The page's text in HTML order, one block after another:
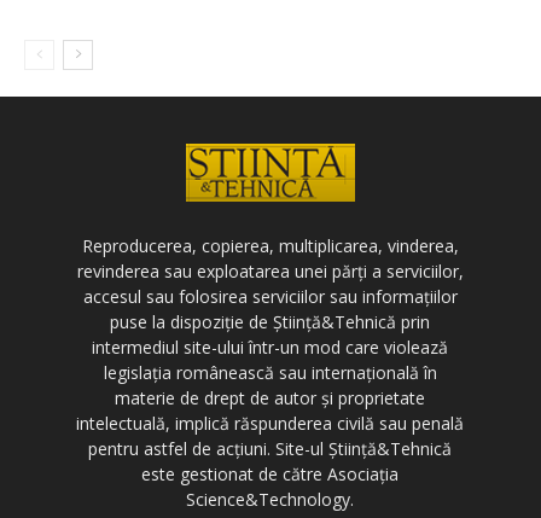
Reproducerea, copierea, multiplicarea, vinderea,
revinderea sau exploatarea unei părți a serviciilor,
accesul sau folosirea serviciilor sau informațiilor
puse la dispoziție de Știință&Tehnică prin
intermediul site-ului într-un mod care violează
legislația românească sau internațională în
materie de drept de autor și proprietate
intelectuală, implică răspunderea civilă sau penală
pentru astfel de acțiuni. Site-ul Știință&Tehnică
este gestionat de către Asociația
Science&Technology.